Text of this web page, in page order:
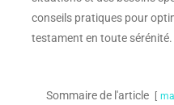
conseils pratiques pour
testament en toute sérénité.
Sommaire de l'article